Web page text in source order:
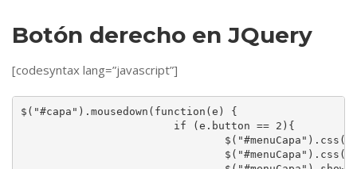
Botón derecho en JQuery
[codesyntax lang=”javascript”]
$("#capa").mousedown(function(e) {